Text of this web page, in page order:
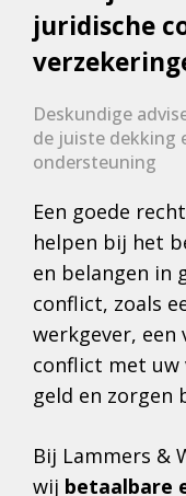
juridische
Deskundige
de juiste dekking
ondersteuning
Een goede
helpen bij het
en belangen in
conflict, zoals
werkgever, een
conflict met uw
geld en zorgen
Bij Lammers &
wij betaalbare